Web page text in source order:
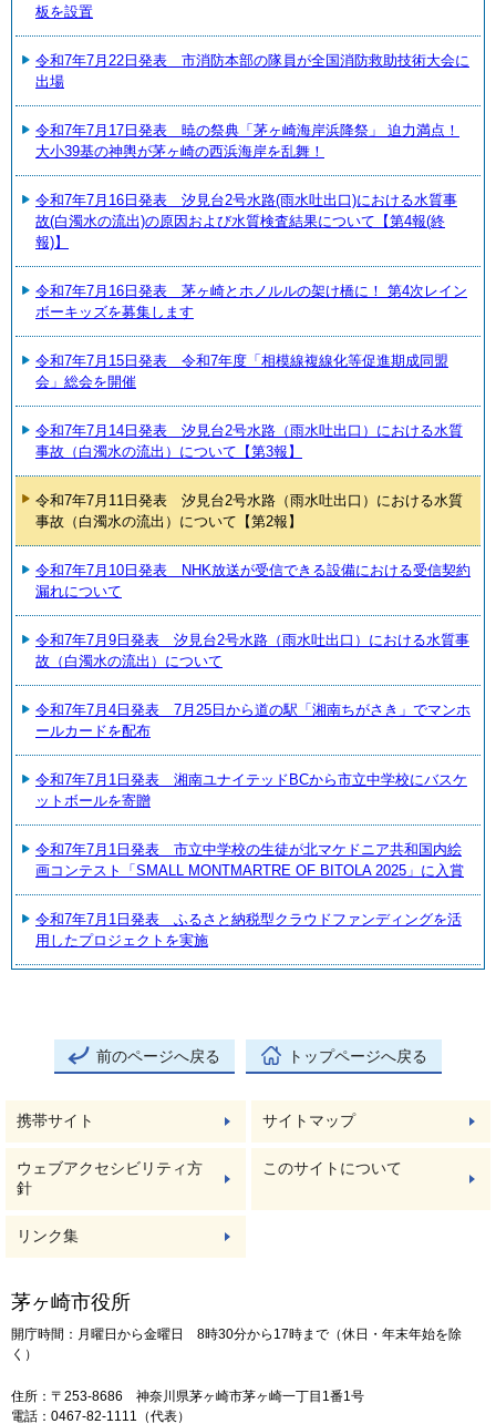
板を設置
令和7年7月22日発表 市消防本部の隊員が全国消防救助技術大会に
出場
令和7年7月17日発表 暁の祭典「茅ヶ崎海岸浜降祭」 迫力満点！
大小39基の神輿が茅ヶ崎の西浜海岸を乱舞！
令和7年7月16日発表 汐見台2号水路(雨水吐出口)における水質事
故(白濁水の流出)の原因および水質検査結果について【第4報(終
報)】
令和7年7月16日発表 茅ヶ崎とホノルルの架け橋に！ 第4次レイン
ボーキッズを募集します
令和7年7月15日発表 令和7年度「相模線複線化等促進期成同盟
会」総会を開催
令和7年7月14日発表 汐見台2号水路（雨水吐出口）における水質
事故（白濁水の流出）について【第3報】
令和7年7月11日発表 汐見台2号水路（雨水吐出口）における水質
事故（白濁水の流出）について【第2報】
令和7年7月10日発表 NHK放送が受信できる設備における受信契約
漏れについて
令和7年7月9日発表 汐見台2号水路（雨水吐出口）における水質事
故（白濁水の流出）について
令和7年7月4日発表 7月25日から道の駅「湘南ちがさき」でマンホ
ールカードを配布
令和7年7月1日発表 湘南ユナイテッドBCから市立中学校にバスケ
ットボールを寄贈
令和7年7月1日発表 市立中学校の生徒が北マケドニア共和国内絵
画コンテスト「SMALL MONTMARTRE OF BITOLA 2025」に入賞
令和7年7月1日発表 ふるさと納税型クラウドファンディングを活
用したプロジェクトを実施
前のページへ戻る トップページへ戻る
携帯サイト サイトマップ
ウェブアクセシビリティ方
針
このサイトについて
リンク集
茅ヶ崎市役所
開庁時間：月曜日から金曜日 8時30分から17時まで（休日・年末年始を除
く）
住所：〒253-8686 神奈川県茅ヶ崎市茅ヶ崎一丁目1番1号
電話：0467-82-1111（代表）